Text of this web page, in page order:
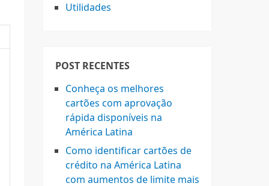
Utilidades
POST RECENTES
Conheça os melhores
cartões com aprovação
rápida disponíveis na
América Latina
Como identificar cartões de
crédito na América Latina
com aumentos de limite mais